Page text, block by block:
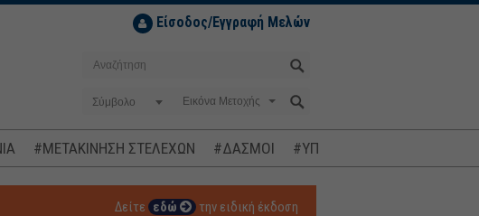
Είσοδος/Εγγραφή Μελών
Σύμβολο
#ΜΕΤΑΚΙΝΗΣΗ ΣΤΕΛΕΧΩΝ #ΔΑΣΜΟΙ #ΥΠΟΚΛΟΠΕΣ
Δείτε εδώ την ειδική έκδοση